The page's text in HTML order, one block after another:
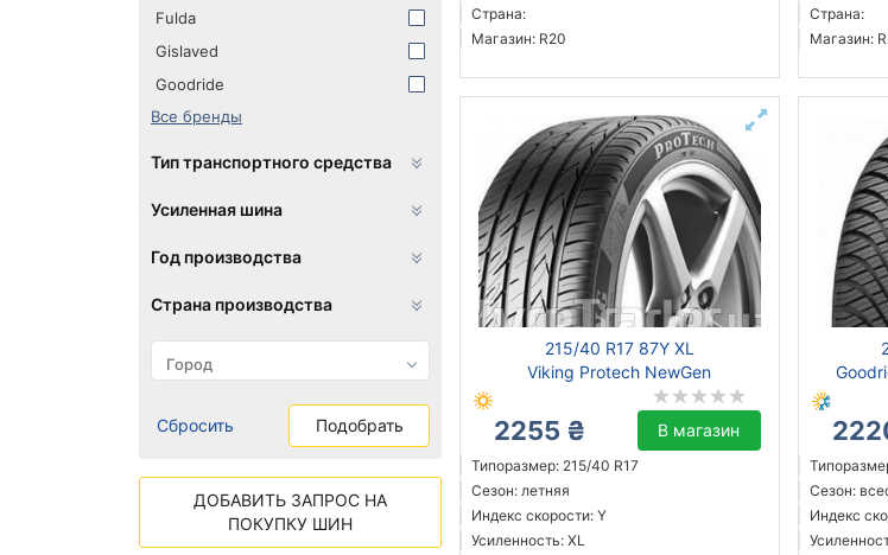
Страна:
Магазин: R20
Страна:
Магазин:
215/40 R17 87Y XL
Viking Protech NewGen
2255 ₴ В магазин
Типоразмер: 215/40 R17
Сезон: летняя
Индекс скорости: Y
Усиленность: XL
Сезон:
Индекс
Fulda
Gislaved
Goodride
Все бренды
Тип транспортного средства
Усиленная шина
Год производства
Страна производства
Сбросить Подобрать
ДОБАВИТЬ ЗАПРОС НА
ПОКУПКУ ШИН